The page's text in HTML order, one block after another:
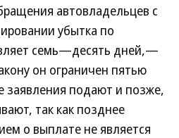
автовладельцев с
убытка по
семь—десять дней,—
он ограничен пятью
заявления подают и позже,
так как позднее
о выплате не является